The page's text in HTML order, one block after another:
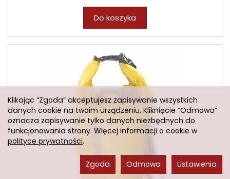
Do koszyka
Klikając “Zgoda” akceptujesz zapisywanie wszystkich
danych cookie na twoim urządzeniu. Kliknięcie “Odmowa”
oznacza zapisywanie tylko danych niezbędnych do
funkcjonowania strony. Więcej informacji o cookie w
polityce prywatności.
Ustawienia
Odmowa
Zgoda